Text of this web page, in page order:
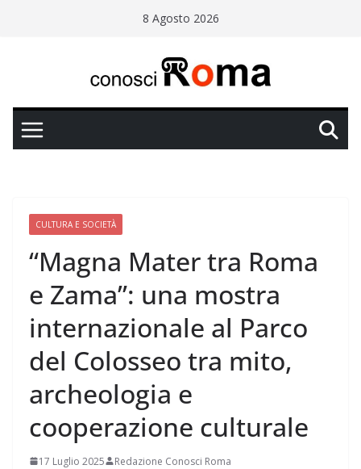
8 Agosto 2026
CULTURA E SOCIETÀ
“Magna Mater tra Roma
e Zama”: una mostra
internazionale al Parco
del Colosseo tra mito,
archeologia e
cooperazione culturale
17 Luglio 2025 Redazione Conosci Roma